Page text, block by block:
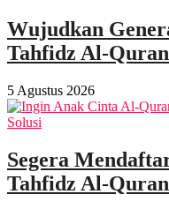
Wujudkan
Tahfidz Al-
5 Agustus 2026
Segera
Tahfidz Al-